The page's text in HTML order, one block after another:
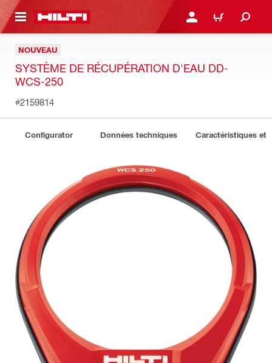
SE CONNECTER OU
PANIER
NOUVEAU
SYSTÈME DE RÉCUPÉRATION D'EAU DD-
WCS-250
#2159814
Configurator Données techniques Caractéristiques et